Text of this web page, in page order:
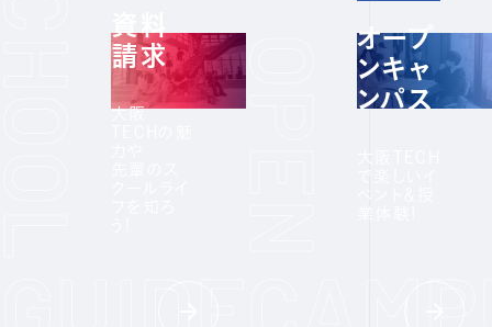
資料
請求
大阪
オープ
ンキャ
ンパス
で楽しいイ
ベント＆授